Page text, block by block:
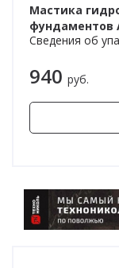
Мастика
фундаментов
Сведения об
940 руб.